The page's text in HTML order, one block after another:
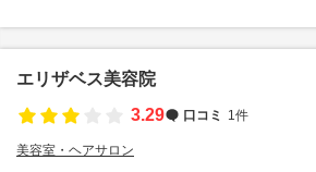
エリザベス美容院
3.29
口コミ 1件
美容室・ヘアサロン